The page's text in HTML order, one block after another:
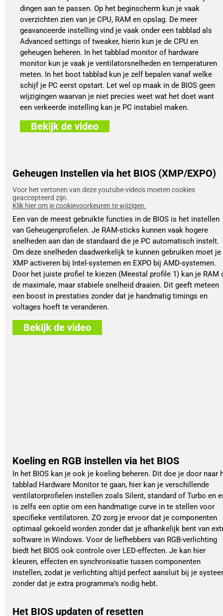
dingen aan te passen. Op het beginscherm kun je vaak
overzichten zien van je CPU, RAM en opslag. De meer
geavanceerde instelling vind je vaak onder een tabblad als
Advanced settings of tweaker, hierin kun je de CPU en
geheugen beheren. In het tabblad monitor of hardware
monitor kun je vaak je ventilatorsnelheden en temperaturen
meten. In het boot tabblad kun je zelf bepalen vanaf welke
schijf je PC eerst opstart. Let wel op maak in de BIOS geen
wijzigingen waarvan je niet precies weet wat het doet want
een verkeerde instelling kan je PC instabiel maken.
Bekijk de video
Geheugen Instellen via het BIOS (XMP/EXPO)
Voor het vertonen van deze youtube-video's moeten cookies
geaccepteerd zijn.
Klik hier om je cookievoorkeuren te wijzigen.
Een van de meest gebruikte functies in de BIOS is het instellen
van Geheugenprofielen. Je RAM-sticks kunnen vaak hogere
snelheden aan dan de standaard die je PC automatisch instelt.
Om deze snelheden daadwerkelijk te kunnen gebruiken moet je
XMP activeren bij Intel-systemen en EXPO bij AMD-systemen.
Door het juiste profiel te kiezen (Meestal profile 1) kan je RAM
de maximale, maar stabiele snelheid draaien. Dit geeft meteen
een boost in prestaties zonder dat je handmatig timings en
voltages hoeft te veranderen.
Bekijk de video
Koeling en RGB instellen via het BIOS
In het BIOS kan je ook je koeling beheren. Dit doe je door naar
tabblad Hardware Monitor te gaan, hier kan je verschillende
ventilatorprofielen instellen zoals Silent, standard of Turbo en
is zelfs een optie om een handmatige curve in te stellen voor
specifieke ventilatoren. ZO zorg je ervoor dat je componenten
optimaal gekoeld worden zonder dat je afhankelijk bent van
software in Windows. Voor de liefhebbers van RGB-verlichting
biedt het BIOS ook controle over LED-effecten. Je kan hier
kleuren, effecten en synchronisatie tussen componenten
instellen, zodat je verlichting altijd perfect aansluit bij je
zonder dat je extra programma’s nodig hebt.
Het BIOS updaten of resetten